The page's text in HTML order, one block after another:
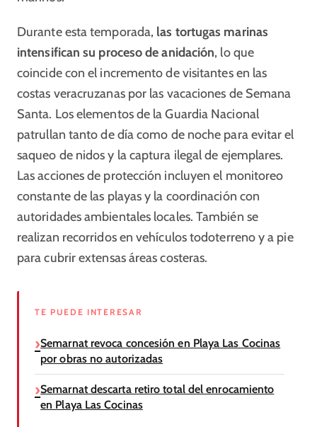
Durante esta temporada, las tortugas marinas
intensifican su proceso de anidación, lo que
coincide con el incremento de visitantes en las
costas veracruzanas por las vacaciones de Semana
Santa. Los elementos de la Guardia Nacional
patrullan tanto de día como de noche para evitar el
saqueo de nidos y la captura ilegal de ejemplares.
Las acciones de protección incluyen el monitoreo
constante de las playas y la coordinación con
autoridades ambientales locales. También se
realizan recorridos en vehículos todoterreno y a pie
para cubrir extensas áreas costeras.
TE PUEDE INTERESAR
Semarnat revoca concesión en Playa Las Cocinas
por obras no autorizadas
Semarnat descarta retiro total del enrocamiento
en Playa Las Cocinas